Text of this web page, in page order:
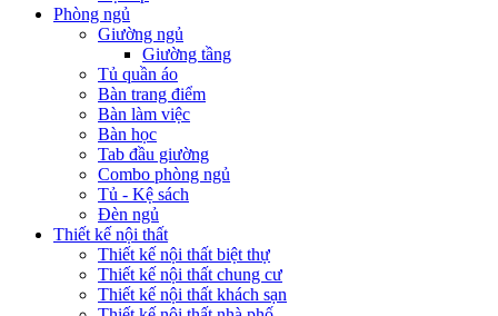
Phòng ngủ
Giường ngủ
Giường tầng
Tủ quần áo
Bàn trang điểm
Bàn làm việc
Bàn học
Tab đầu giường
Combo phòng ngủ
Tủ - Kệ sách
Đèn ngủ
Thiết kế nội thất
Thiết kế nội thất biệt thự
Thiết kế nội thất chung cư
Thiết kế nội thất khách sạn